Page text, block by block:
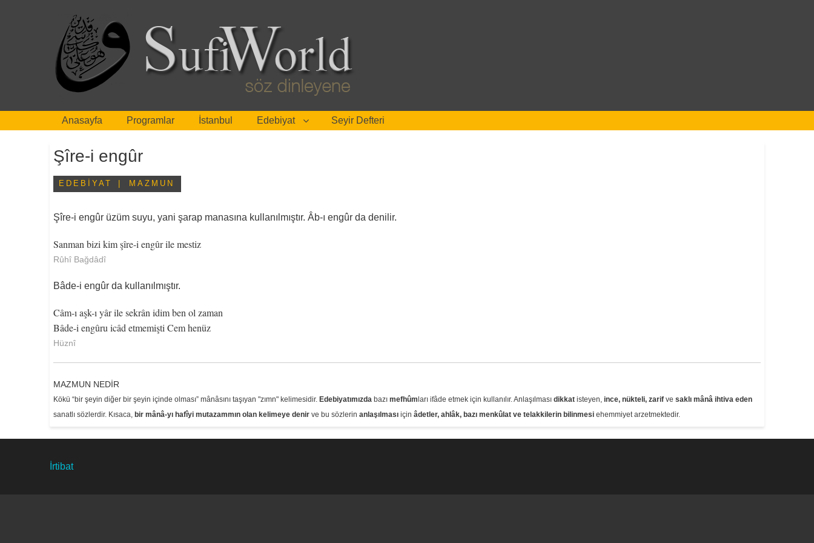
Anasayfa Programlar İstanbul Edebiyat Seyir Defteri
Şîre-i engûr
EDEBIYAT MAZMUN
Şîre-i engûr üzüm suyu, yani şarap manasına kullanılmıştır. Âb-ı engûr da denilir.
Sanman bizi kim şîre-i engûr ile mestiz
Rûhî Bağdâdî
Bâde-i engûr da kullanılmıştır.
Câm-ı aşk-ı yâr ile sekrân idim ben ol zaman
Bâde-i engûru icâd etmemişti Cem henüz
Hüznî
MAZMUN NEDİR
Kökü “bir şeyin diğer bir şeyin içinde olması” mânâsını taşıyan "zımn" kelimesidir. Edebiyatımızda bazı mefhûmları ifâde etmek için kullanılır. Anlaşılması dikkatisteyen, ince, nükteli, zarif ve saklı mânâ ihtiva eden
sanatlı sözlerdir. Kısaca, bir mânâ-yı hafîyi mutazammın olan kelimeye denirve bu sözlerin anlaşılmasıiçin âdetler, ahlâk, bazı menkûlat ve telakkilerin bilinmesiehemmiyet arzetmektedir.
Footer
İrtibat